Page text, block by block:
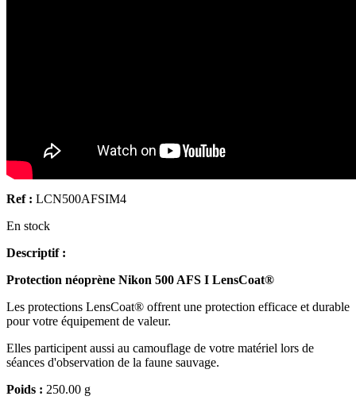
Ref : LCN500AFSIM4
En stock
Descriptif :
Protection néoprène Nikon 500 AFS I LensCoat®
Les protections LensCoat® offrent une protection efficace et durable
pour votre équipement de valeur.
Elles participent aussi au camouflage de votre matériel lors de
séances d'observation de la faune sauvage.
Poids : 250.00 g